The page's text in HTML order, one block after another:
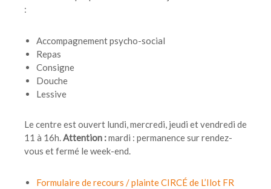
:
Accompagnement psycho-social
Repas
Consigne
Douche
Lessive
Le centre est ouvert lundi, mercredi, jeudi et vendredi de
11 à 16h.Attention :mardi : permanence sur rendez-
vous et fermé le week-end.
Formulaire de recours / plainte CIRCÉ de L’Ilot FR